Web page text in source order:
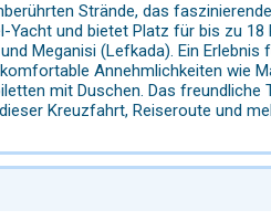
Strände, das
und bietet Platz für bis zu 18
Meganisi (Lefkada). Ein Erlebnis
Annehmlichkeiten wie
mit Duschen. Das freundliche
Kreuzfahrt, Reiseroute und